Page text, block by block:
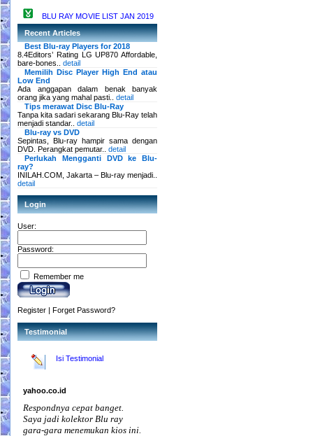
BLU RAY MOVIE LIST JAN 2019
Recent Articles
Best Blu-ray Players for 2018
8.4Editors’ Rating LG UP870 Affordable,
bare-bones.. detail
Memilih Disc Player High End atau
Low End
Ada anggapan dalam benak banyak
orang jika yang mahal pasti.. detail
Tips merawat Disc Blu-Ray
Tanpa kita sadari sekarang Blu-Ray telah
menjadi standar.. detail
Blu-ray vs DVD
Sepintas, Blu-ray hampir sama dengan
DVD. Perangkat pemutar.. detail
Perlukah Mengganti DVD ke Blu-
ray?
INILAH.COM, Jakarta – Blu-ray menjadi..
detail
Login
User:
Password:
Remember me
Register | Forget Password?
Testimonial
Isi Testimonial
yahoo.co.id
Respondnya cepat banget.
Saya jadi kolektor Blu ray
gara-gara menemukan kios ini.